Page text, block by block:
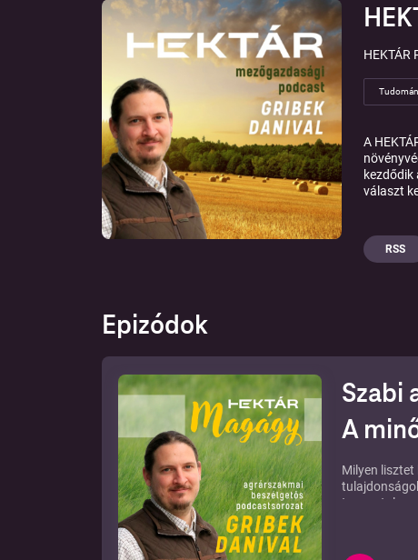
HEKTÁR
A
választ
RSS
Epizódok
Szabi
A
Milyen lisztet
tapasztal